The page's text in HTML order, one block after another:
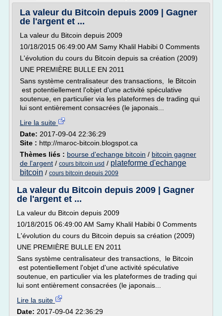
La valeur du Bitcoin depuis 2009 | Gagner
de l'argent et ...
La valeur du Bitcoin depuis 2009
10/18/2015 06:49:00 AM Samy Khalil Habibi 0 Comments
L'évolution du cours du Bitcoin depuis sa création (2009)
UNE PREMIÈRE BULLE EN 2011
Sans système centralisateur des transactions, le Bitcoin
est potentiellement l'objet d'une activité spéculative
soutenue, en particulier via les plateformes de trading qui
lui sont entièrement consacrées (le japonais...
Lire la suite
Date: 2017-09-04 22:36:29
Site : http://maroc-bitcoin.blogspot.ca
Thèmes liés : bourse d'echange bitcoin / bitcoin gagner
de l'argent / cours bitcoin usd / plateforme d'echange
bitcoin / cours bitcoin depuis 2009
La valeur du Bitcoin depuis 2009 | Gagner
de l'argent et ...
La valeur du Bitcoin depuis 2009
10/18/2015 06:49:00 AM Samy Khalil Habibi 0 Comments
L'évolution du cours du Bitcoin depuis sa création (2009)
UNE PREMIÈRE BULLE EN 2011
Sans système centralisateur des transactions, le Bitcoin
est potentiellement l'objet d'une activité spéculative
soutenue, en particulier via les plateformes de trading qui
lui sont entièrement consacrées (le japonais...
Lire la suite
Date: 2017-09-04 22:36:29